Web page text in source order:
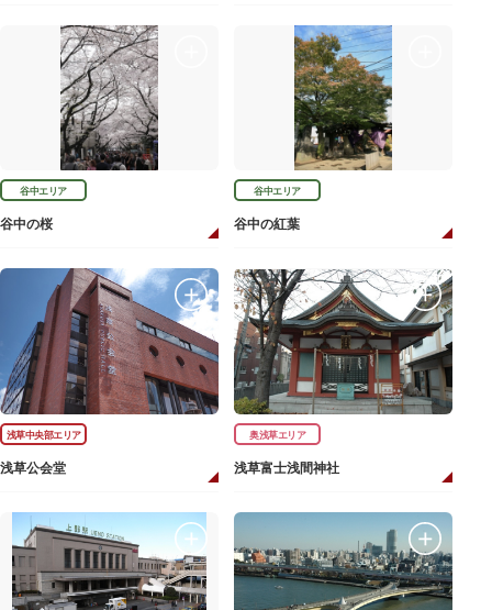
谷中エリア
谷中の桜
谷中エリア
谷中の紅葉
浅草中央部エリア
浅草公会堂
奥浅草エリア
浅草富士浅間神社